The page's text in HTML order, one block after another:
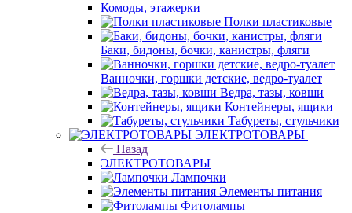
Комоды, этажерки
Полки пластиковые
Баки, бидоны, бочки, канистры, фляги
Ванночки, горшки детские, ведро-туалет
Ведра, тазы, ковши
Контейнеры, ящики
Табуреты, стульчики
ЭЛЕКТРОТОВАРЫ
Назад
ЭЛЕКТРОТОВАРЫ
Лампочки
Элементы питания
Фитолампы